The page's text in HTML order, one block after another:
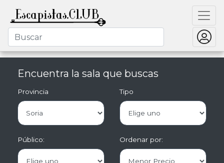
Encuentra la sala que buscas
Provincia Tipo
Público: Ordenar por: